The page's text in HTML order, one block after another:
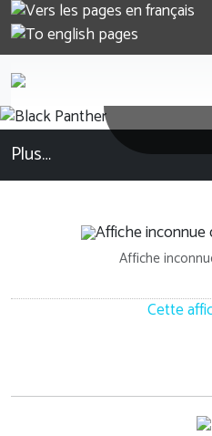
Plus…
Affiche
Cette